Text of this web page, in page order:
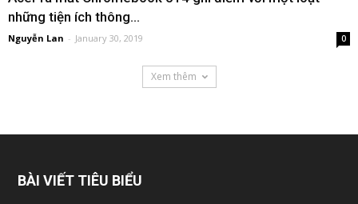
những tiện ích thông...
Nguyễn Lan - January 30, 2019 0
Xem thêm
BÀI VIẾT TIÊU BIỂU